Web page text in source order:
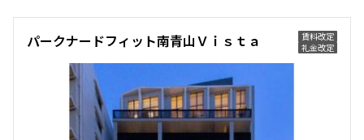
賃料改定
礼金改定
パークナードフィット南青山Ｖｉｓｔａ